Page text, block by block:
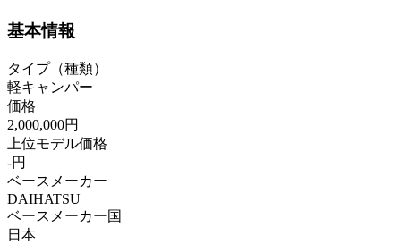
基本情報
タイプ（種類）
軽キャンパー
価格
2,000,000円
上位モデル価格
-円
ベースメーカー
DAIHATSU
ベースメーカー国
日本